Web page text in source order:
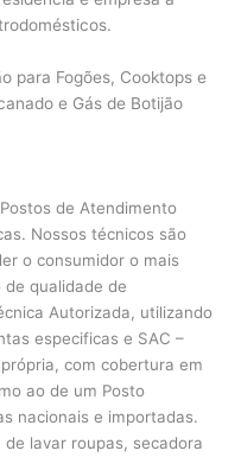
para Fogões, Cooktops e
e Gás de Botijão
de Atendimento
Nossos técnicos são
o consumidor o mais
qualidade de
Autorizada, utilizando
especificas e SAC –
com cobertura em
ao de um Posto
nacionais e importadas.
lavar roupas, secadora